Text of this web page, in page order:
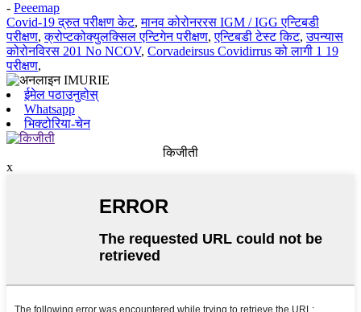
- Peeemap
Covid-19 द्रुत परीक्षण केट,मानव कोरोनररस IGM / IGG एन्टिबडी
परीक्षण,क्रोप्टकोक्युलक्सिल एन्टिगेन परीक्षण,एन्टिबडी टेस्ट किट,उपन्यास
कोरोनविरस 201 No NCOV, Corvadeirsus Covidirrus को लागी 1 19
परीक्षण,
ईमेल पठाउनुहोस्
Whatsapp
भिक्टोरिया-चेन
किजीती
x